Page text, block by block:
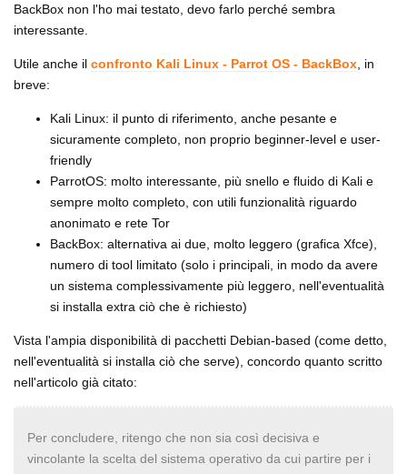
BackBox non l'ho mai testato, devo farlo perché sembra
interessante.
Utile anche il confronto Kali Linux - Parrot OS - BackBox , in
breve:
Kali Linux: il punto di riferimento, anche pesante e
sicuramente completo, non proprio beginner-level e user-
friendly
ParrotOS: molto interessante, più snello e fluido di Kali e
sempre molto completo, con utili funzionalità riguardo
anonimato e rete Tor
BackBox: alternativa ai due, molto leggero (grafica Xfce),
numero di tool limitato (solo i principali, in modo da avere
un sistema complessivamente più leggero, nell'eventualità
si installa extra ciò che è richiesto)
Vista l'ampia disponibilità di pacchetti Debian-based (come detto,
nell'eventualità si installa ciò che serve), concordo quanto scritto
nell'articolo già citato:
Per concludere, ritengo che non sia così decisiva e
vincolante la scelta del sistema operativo da cui partire per i